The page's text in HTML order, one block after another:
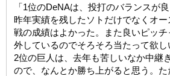
「1位のDeNAは、投打のバランスが
昨年実績を残したソトだけでなくオ
戦の成績はよかった。また良いピッ
外しているのでそろそろ当たって欲し
2位の巨人は、去年も苦しいなか中継
ので、なんとか勝ち上がると思う。